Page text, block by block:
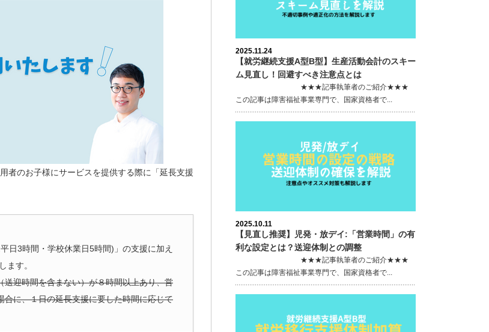
者のお子様にサービスを提供する際に「延長支援
日3時間・学校休業日5時間)」の支援に加え
ます。
迎時間を含まない）が８時間以上あり、営
に、１日の延長支援に要した時間に応じて
2025.11.24
【就労継続支援A型B型】生産活動会計のスキー
ム見直し！回避すべき注意点とは
★★★記事執筆者のご紹介★★★
この記事は障害福祉事業専門で、国家資格者で...
2025.10.11
【見直し推奨】児発・放デイ:「営業時間」の有
利な設定とは？送迎体制との調整
★★★記事執筆者のご紹介★★★
この記事は障害福祉事業専門で、国家資格者で...